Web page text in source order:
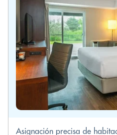
Asignación precisa de